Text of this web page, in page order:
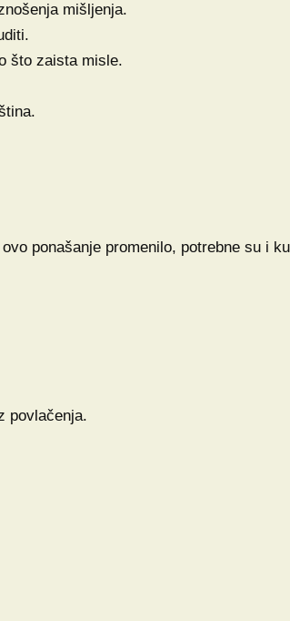
mišljenja.
što zaista misle.
ponašanje promenilo, potrebne su i
povlačenja.